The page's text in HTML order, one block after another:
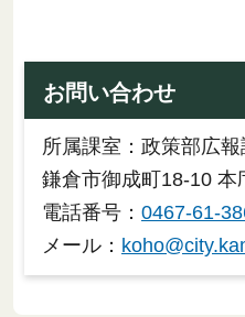
お問い合わせ
所属課室：政策部広
鎌倉市御成町18-10 本
電話番号： 0467-61-
メール：